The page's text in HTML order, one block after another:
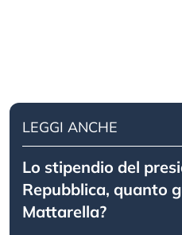
LEGGI ANCHE
Lo stipendio del
Repubblica, quanto
Mattarella?